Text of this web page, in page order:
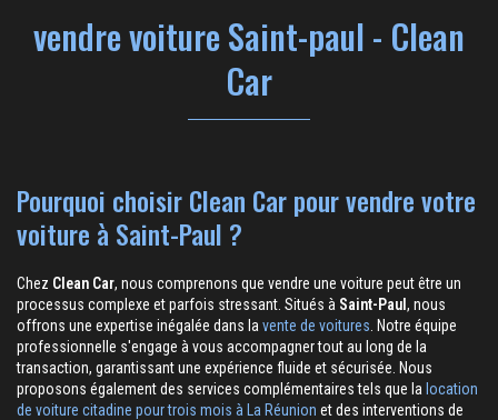
vendre voiture Saint-paul - Clean
Car
Pourquoi choisir Clean Car pour vendre votre
voiture à Saint-Paul ?
Chez Clean Car, nous comprenons que vendre une voiture peut être un
processus complexe et parfois stressant. Situés à Saint-Paul , nous
offrons une expertise inégalée dans la vente de voitures . Notre équipe
professionnelle s'engage à vous accompagner tout au long de la
transaction, garantissant une expérience fluide et sécurisée. Nous
proposons également des services complémentaires tels que la location
de voiture citadine pour trois mois à La Réunion et des interventions de